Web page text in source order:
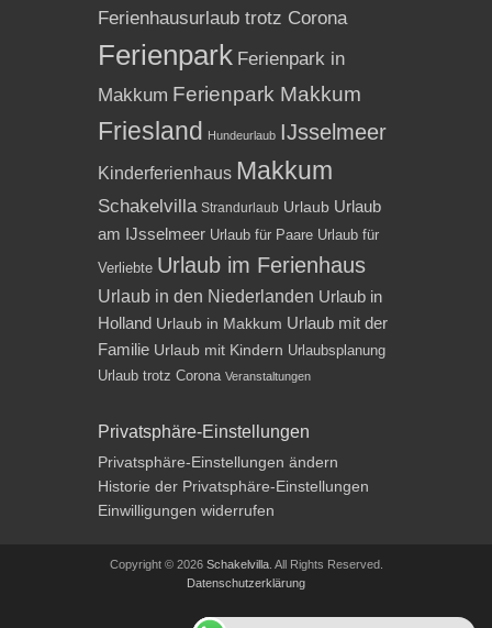
Ferienhausurlaub trotz Corona
Ferienpark Ferienpark in
Makkum Ferienpark Makkum
Friesland Hundeurlaub IJsselmeer
Kinderferienhaus Makkum
Schakelvilla Strandurlaub Urlaub Urlaub
am IJsselmeer Urlaub für Paare Urlaub für
Verliebte Urlaub im Ferienhaus
Urlaub in den Niederlanden Urlaub in
Holland Urlaub in Makkum Urlaub mit der
Familie Urlaub mit Kindern Urlaubsplanung
Urlaub trotz Corona Veranstaltungen
Privatsphäre-Einstellungen
Privatsphäre-Einstellungen ändern
Historie der Privatsphäre-Einstellungen
Einwilligungen widerrufen
Copyright © 2026 Schakelvilla. All Rights Reserved.
Datenschutzerklärung
Impressum